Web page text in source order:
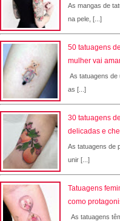
As mangas de
na pele, [...]
50 tatuagens
mulher vai
As tatuagens
as [...]
30 tatuagens
delicadas e
As tatuagens de
unir [...]
Tatuagens
como
As tatuagens